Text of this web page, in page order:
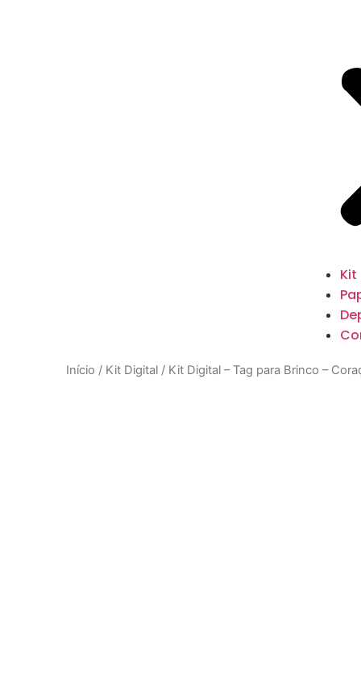
Kit
Início / Kit Digital / Kit Digital – Tag para Brinco –